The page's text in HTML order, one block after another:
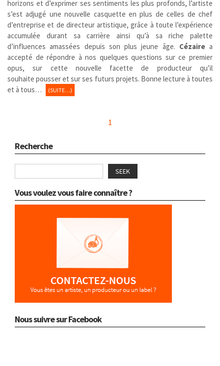
horizons et d’exprimer ses sentiments les plus profonds, l’artiste
s’est adjugé une nouvelle casquette en plus de celles de chef
d’entreprise et de directeur artistique, grâce à toute l’expérience
accumulée durant sa carrière ainsi qu’à sa riche palette
d’influences amassées depuis son plus jeune âge. Cézairea
accepté de répondre à nos quelques questions sur ce premier
opus, sur cette nouvelle facette de producteur qu’il
souhaite pousser et sur ses futurs projets. Bonne lecture à toutes
et à tous…
(SUITE…)
1
Recherche
SEEK
Vous voulez vous faire connaître ?
Nous suivre sur Facebook